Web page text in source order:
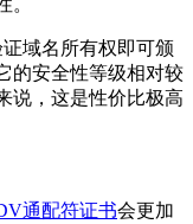
。
域名所有权即可颁
的安全性等级相对较
说，这是性价比极高
通配符证书会更加